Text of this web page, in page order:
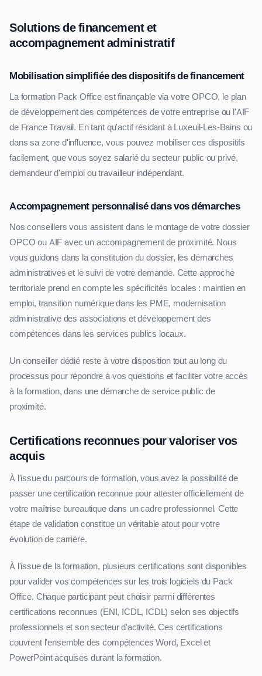
Solutions de financement et
accompagnement administratif
Mobilisation simplifiée des dispositifs de financement
La formation Pack Office est finançable via votre OPCO, le plan
de développement des compétences de votre entreprise ou l'AIF
de France Travail. En tant qu'actif résidant à Luxeuil-Les-Bains ou
dans sa zone d'influence, vous pouvez mobiliser ces dispositifs
facilement, que vous soyez salarié du secteur public ou privé,
demandeur d'emploi ou travailleur indépendant.
Accompagnement personnalisé dans vos démarches
Nos conseillers vous assistent dans le montage de votre dossier
OPCO ou AIF avec un accompagnement de proximité. Nous
vous guidons dans la constitution du dossier, les démarches
administratives et le suivi de votre demande. Cette approche
territoriale prend en compte les spécificités locales : maintien en
emploi, transition numérique dans les PME, modernisation
administrative des associations et développement des
compétences dans les services publics locaux.
Un conseiller dédié reste à votre disposition tout au long du
processus pour répondre à vos questions et faciliter votre accès
à la formation, dans une démarche de service public de
proximité.
Certifications reconnues pour valoriser vos
acquis
À l'issue du parcours de formation, vous avez la possibilité de
passer une certification reconnue pour attester officiellement de
votre maîtrise bureautique dans un cadre professionnel. Cette
étape de validation constitue un véritable atout pour votre
évolution de carrière.
À l'issue de la formation, plusieurs certifications sont disponibles
pour valider vos compétences sur les trois logiciels du Pack
Office. Chaque participant peut choisir parmi différentes
certifications reconnues (ENI, ICDL, ICDL) selon ses objectifs
professionnels et son secteur d'activité. Ces certifications
couvrent l'ensemble des compétences Word, Excel et
PowerPoint acquises durant la formation.